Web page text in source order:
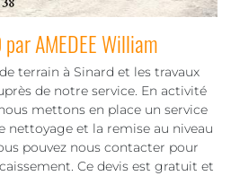
AMEDEE William
terrain à Sinard et les travaux
de notre service. En activité
mettons en place un service
nettoyage et la remise au niveau
pouvez nous contacter pour
Ce devis est gratuit et